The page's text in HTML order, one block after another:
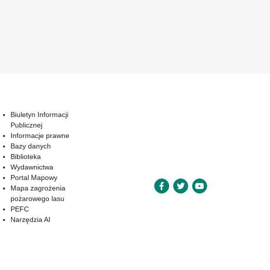
Biuletyn Informacji
Publicznej
Informacje prawne
Bazy danych
Biblioteka
Wydawnictwa
Portal Mapowy
Mapa zagrożenia
pożarowego lasu
PEFC
Narzędzia AI